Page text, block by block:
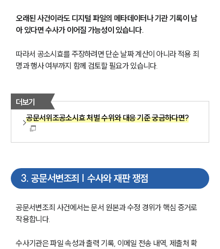
오래된 사건이라도 디지털 파일의 메타데이터나 기관 기록이 남
아 있다면 수사가 이어질 가능성이 있습니다.
따라서 공소시효를 주장하려면 단순 날짜 계산이 아니라 적용 죄
명과 행사 여부까지 함께 검토할 필요가 있습니다.
더보기
공문서위조공소시효 처벌 수위와 대응 기준 궁금하다면?
3. 공문서변조죄 | 수사와 재판 쟁점
공문서변조죄 사건에서는 문서 원본과 수정 경위가 핵심 증거로
작용합니다.
수사기관은 파일 속성과 출력 기록, 이메일 전송 내역, 제출처 확